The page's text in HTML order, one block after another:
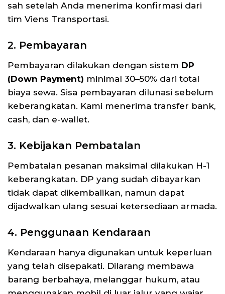
sah setelah Anda menerima konfirmasi dari
tim Viens Transportasi.
2. Pembayaran
Pembayaran dilakukan dengan sistem DP
(Down Payment) minimal 30–50% dari total
biaya sewa. Sisa pembayaran dilunasi sebelum
keberangkatan. Kami menerima transfer bank,
cash, dan e-wallet.
3. Kebijakan Pembatalan
Pembatalan pesanan maksimal dilakukan H-1
keberangkatan. DP yang sudah dibayarkan
tidak dapat dikembalikan, namun dapat
dijadwalkan ulang sesuai ketersediaan armada.
4. Penggunaan Kendaraan
Kendaraan hanya digunakan untuk keperluan
yang telah disepakati. Dilarang membawa
barang berbahaya, melanggar hukum, atau